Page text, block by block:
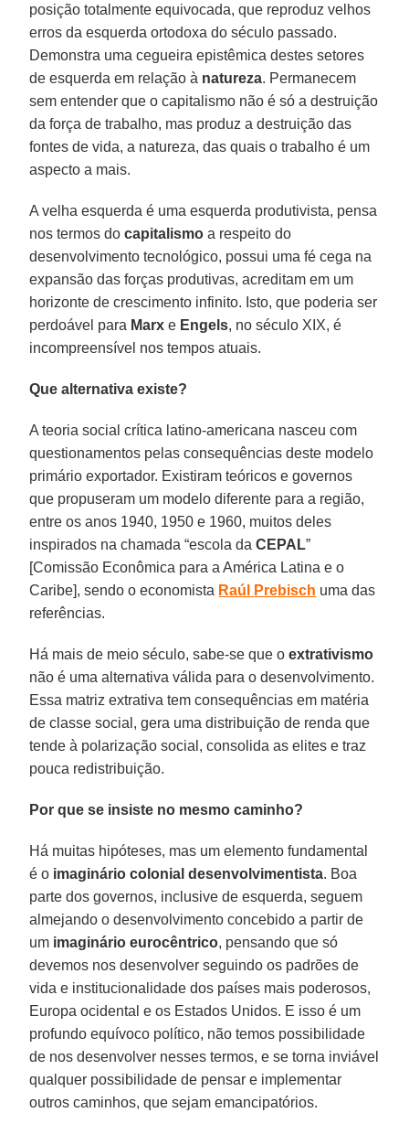
posição totalmente equivocada, que reproduz velhos
erros da esquerda ortodoxa do século passado.
Demonstra uma cegueira epistêmica destes setores
de esquerda em relação à natureza. Permanecem
sem entender que o capitalismo não é só a destruição
da força de trabalho, mas produz a destruição das
fontes de vida, a natureza, das quais o trabalho é um
aspecto a mais.
A velha esquerda é uma esquerda produtivista, pensa
nos termos docapitalismo a respeito do
desenvolvimento tecnológico, possui uma fé cega na
expansão das forças produtivas, acreditam em um
horizonte de crescimento infinito. Isto, que poderia ser
perdoável para Marx e Engels, no século XIX, é
incompreensível nos tempos atuais.
Que alternativa existe?
A teoria social crítica latino-americana nasceu com
questionamentos pelas consequências deste modelo
primário exportador. Existiram teóricos e governos
que propuseram um modelo diferente para a região,
entre os anos 1940, 1950 e 1960, muitos deles
inspirados na chamada “escola daCEPAL”
[Comissão Econômica para a América Latina e o
Caribe], sendo o economista Raúl Prebisch uma das
referências.
Há mais de meio século, sabe-se que oextrativismo
não é uma alternativa válida para o desenvolvimento.
Essa matriz extrativa tem consequências em matéria
de classe social, gera uma distribuição de renda que
tende à polarização social, consolida as elites e traz
pouca redistribuição.
Por que se insiste no mesmo caminho?
Há muitas hipóteses, mas um elemento fundamental
é o imaginário colonial desenvolvimentista. Boa
parte dos governos, inclusive de esquerda, seguem
almejando o desenvolvimento concebido a partir de
um imaginário eurocêntrico, pensando que só
devemos nos desenvolver seguindo os padrões de
vida e institucionalidade dos países mais poderosos,
Europa ocidental e os Estados Unidos. E isso é um
profundo equívoco político, não temos possibilidade
de nos desenvolver nesses termos, e se torna inviável
qualquer possibilidade de pensar e implementar
outros caminhos, que sejam emancipatórios.